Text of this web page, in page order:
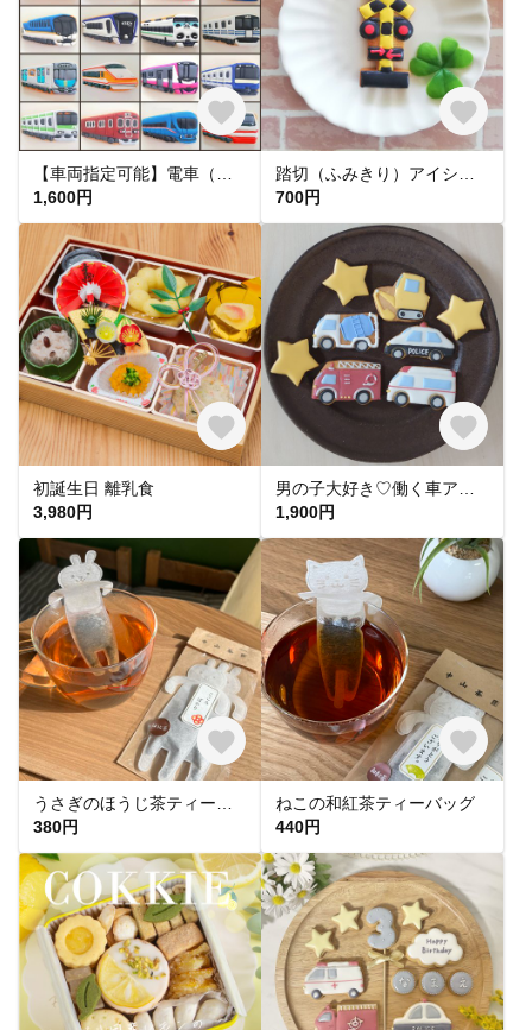
1,600円
700円
初誕生日 離乳食
3,980円
1,900円
380円
ねこの和紅茶ティーバッグ
440円